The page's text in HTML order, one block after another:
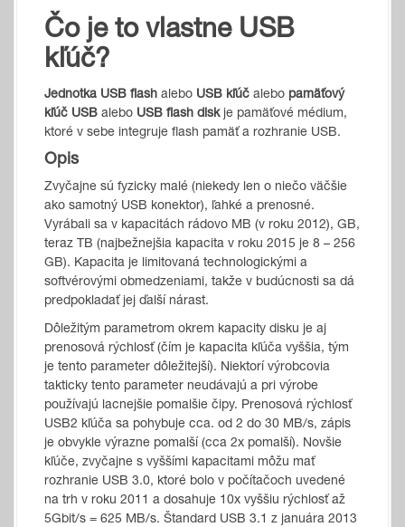
Čo je to vlastne USB
kľúč?
Jednotka USB flash alebo USB kľúč alebo pamäťový
kľúč USB alebo USB flash diskje pamäťové médium,
ktoré v sebe integruje flash pamäť a rozhranie USB.
Opis
Zvyčajne sú fyzicky malé (niekedy len o niečo väčšie
ako samotný USB konektor), ľahké a prenosné.
Vyrábali sa v kapacitách rádovo MB (v roku 2012), GB,
teraz TB (najbežnejšia kapacita v roku 2015 je 8 – 256
GB). Kapacita je limitovaná technologickými a
softvérovými obmedzeniami, takže v budúcnosti sa dá
predpokladať jej ďalší nárast.
Dôležitým parametrom okrem kapacity disku je aj
prenosová rýchlosť (čím je kapacita kľúča vyššia, tým
je tento parameter dôležitejší). Niektorí výrobcovia
takticky tento parameter neudávajú a pri výrobe
používajú lacnejšie pomalšie čipy. Prenosová rýchlosť
USB2 kľúča sa pohybuje cca. od 2 do 30 MB/s, zápis
je obvykle výrazne pomalší (cca 2x pomalší). Novšie
kľúče, zvyčajne s vyššími kapacitami môžu mať
rozhranie USB 3.0, ktoré bolo v počítačoch uvedené
na trh v roku 2011 a dosahuje 10x vyššiu rýchlosť až
5Gbit/s = 625 MB/s. Štandard USB 3.1 z januára 2013